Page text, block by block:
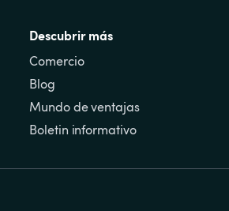
Descubrir más
Comercio
Blog
Mundo de ventajas
Boletin informativo